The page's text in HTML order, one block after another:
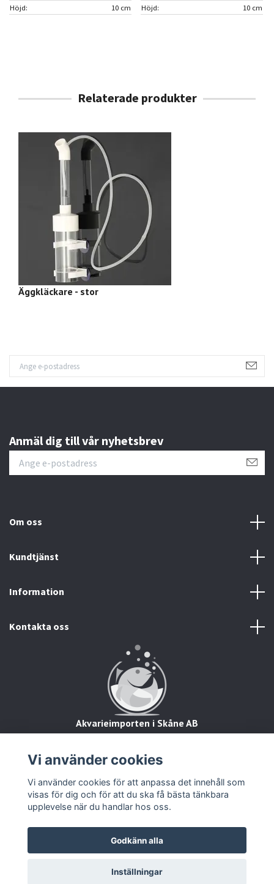
Höjd:
10 cm Höjd: 10 cm
Äggkläckare - stor
Anmäl dig till vår nyhetsbrev
Om oss
Kundtjänst
Information
Kontakta oss
Akvarieimporten i Skåne AB
28234 Tyringe
Org.nr: 559093-8832
© 2026 Zooimport
Vi använder cookies
Vi använder cookies för att anpassa det innehåll som
visas för dig och för att du ska få bästa tänkbara
upplevelse när du handlar hos oss.
Godkänn alla
Inställningar